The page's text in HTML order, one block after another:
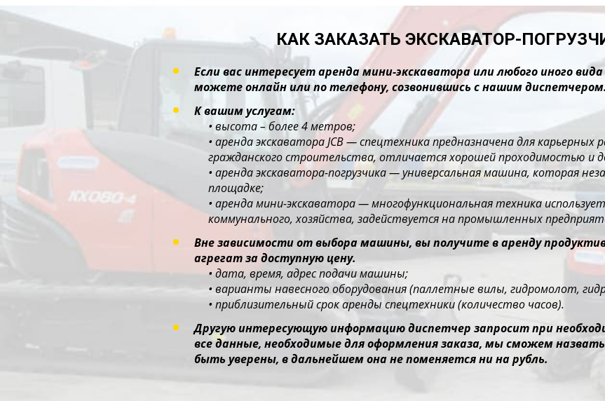
КАК ЗАКАЗАТЬ ЭКСКАВАТОР-
Если вас интересует аренда мини-экскаватора или любого иного
можете онлайн или по телефону, созвонившись с нашим диспетчером.
К вашим услугам:
• высота – более 4 метров;
• аренда экскаватора JCB — спецтехника предназначена для
гражданского строительства, отличается хорошей проходимостью
• аренда экскаватора-погрузчика — универсальная машина, которая
площадке;
• аренда мини-экскаватора — многофункциональная техника
коммунального, хозяйства, задействуется на промышленных
Вне зависимости от выбора машины, вы получите в аренду
агрегат за доступную цену.
• дата, время, адрес подачи машины;
• варианты навесного оборудования (паллетные вилы, гидромолот,
• приблизительный срок аренды спецтехники (количество часов).
Другую интересующую информацию диспетчер запросит при
все данные, необходимые для оформления заказа, мы сможем
быть уверены, в дальнейшем она не поменяется ни на рубль.